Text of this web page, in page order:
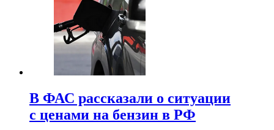
В ФАС рассказали о ситуации
с ценами на бензин в РФ